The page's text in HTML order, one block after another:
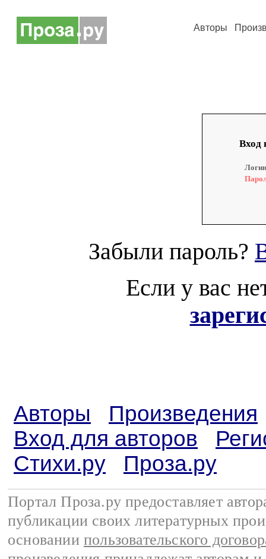
Авторы
Вход
Забыли пароль?
Если у вас
Авторы
Произведения
Вход для авторов
Стихи.ру
Проза.ру
Портал Проза.ру предоставляет
публикации своих литературных
основании пользовательского